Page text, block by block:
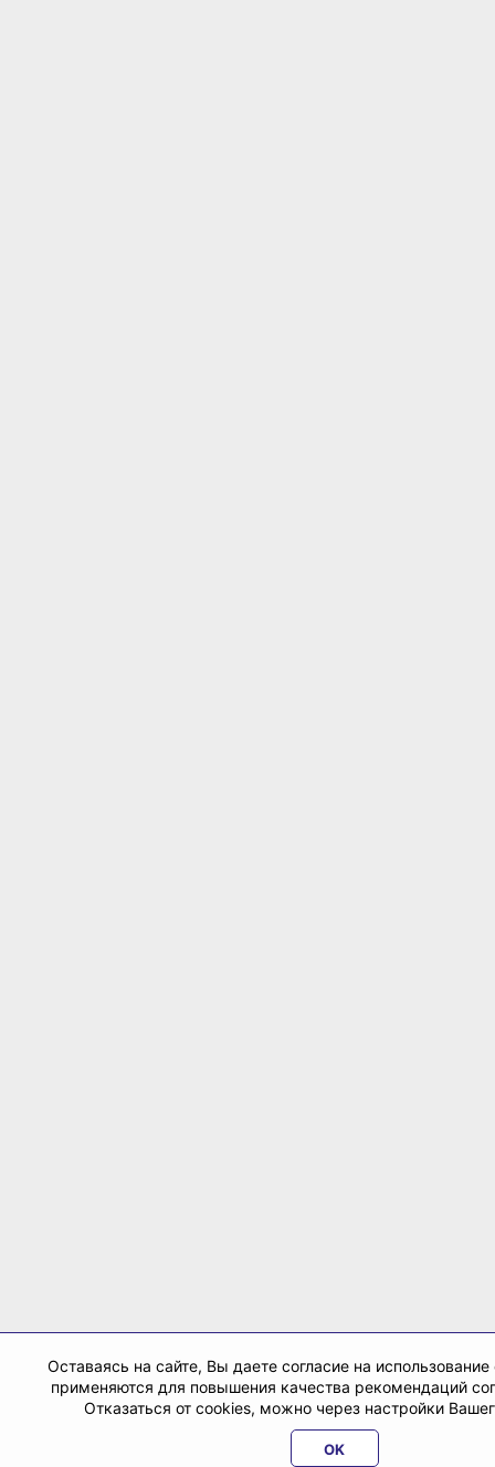
Оставаясь на сайте, Вы даете согласие на
применяются для повышения качества рекомендаций
Отказаться от cookies, можно через настройки
OK